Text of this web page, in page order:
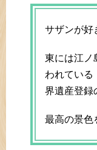
サザンが好
東には江ノ
われている
界遺産登録
最高の景色